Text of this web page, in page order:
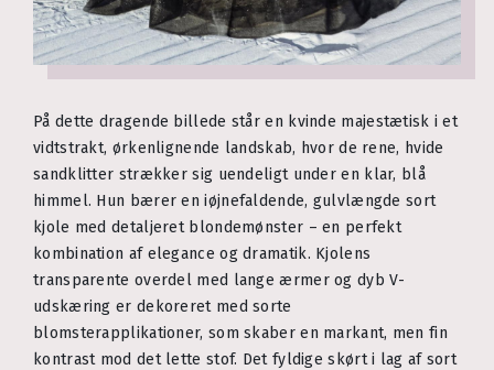
På dette dragende billede står en kvinde majestætisk i et
vidtstrakt, ørkenlignende landskab, hvor de rene, hvide
sandklitter strækker sig uendeligt under en klar, blå
himmel. Hun bærer en iøjnefaldende, gulvlængde sort
kjole med detaljeret blondemønster – en perfekt
kombination af elegance og dramatik. Kjolens
transparente overdel med lange ærmer og dyb V-
udskæring er dekoreret med sorte
blomsterapplikationer, som skaber en markant, men fin
kontrast mod det lette stof. Det fyldige skørt i lag af sort